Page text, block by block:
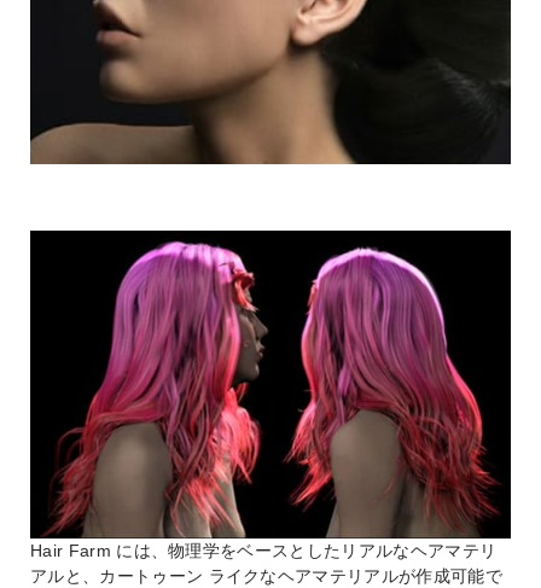
Hair Farm には、物理学をベースとしたリアルなヘアマテリ
アルと、カートゥーン ライクなヘアマテリアルが作成可能で